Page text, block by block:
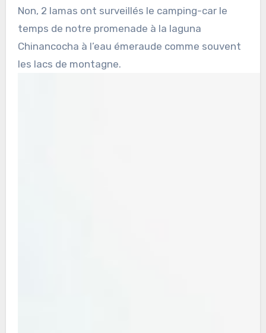
Non, 2 lamas ont surveillés le camping-car le
temps de notre promenade à la laguna
Chinancocha à l’eau émeraude comme souvent
les lacs de montagne.